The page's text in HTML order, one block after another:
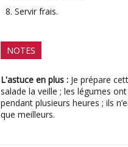
Servir frais.
NOTES
L'astuce en plus : Je prépare
salade la veille ; les légumes
pendant plusieurs heures ; ils
que meilleurs.